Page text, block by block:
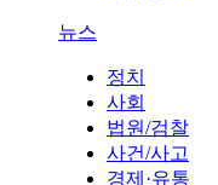
뉴스
정치
사회
법원/검찰
사건/사고
경제·유통